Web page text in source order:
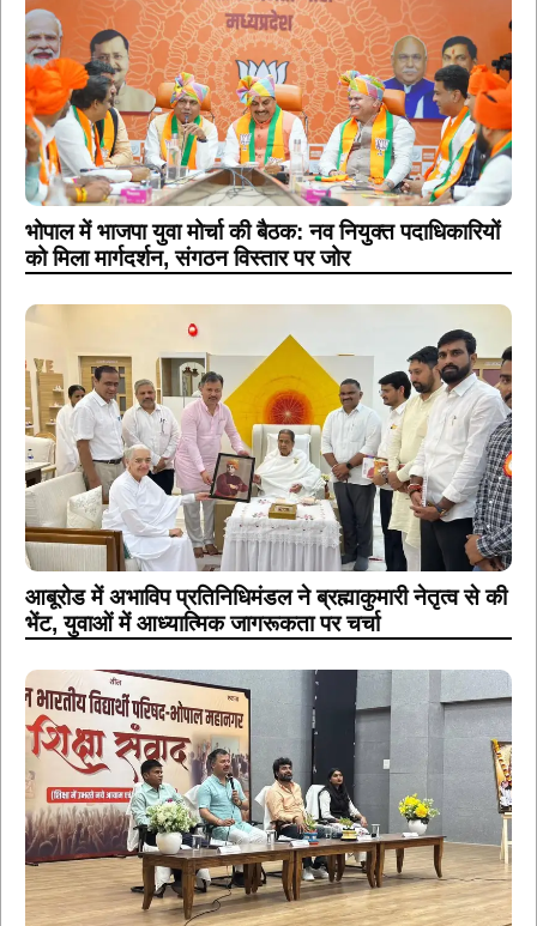
भोपाल में भाजपा युवा मोर्चा की बैठक: नव नियुक्त पदाधिकारियों
को मिला मार्गदर्शन, संगठन विस्तार पर जोर
आबूरोड में अभाविप प्रतिनिधिमंडल ने ब्रह्माकुमारी नेतृत्व से की
भेंट, युवाओं में आध्यात्मिक जागरूकता पर चर्चा